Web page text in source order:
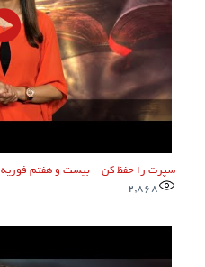
سپرت را حفظ کن – بیست و هفتم فوریه
2,868